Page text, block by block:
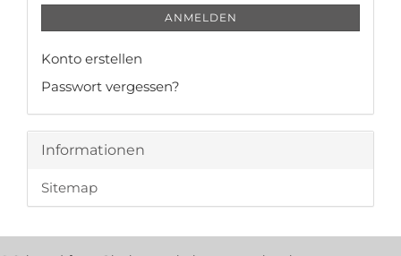
ANMELDEN
Konto erstellen
Passwort vergessen?
Informationen
Sitemap